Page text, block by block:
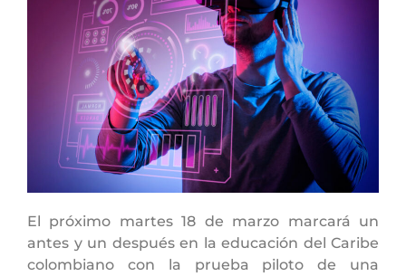
El próximo martes 18 de marzo marcará un
antes y un después en la educación del Caribe
colombiano con la prueba piloto de una